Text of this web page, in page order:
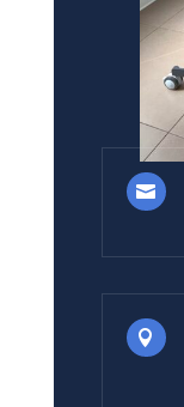

